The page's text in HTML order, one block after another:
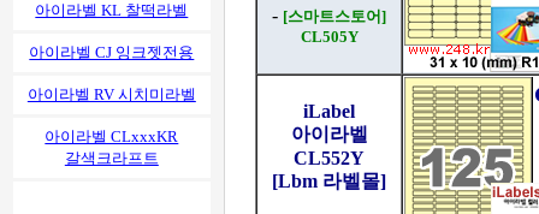
아이라벨 KL 찰떡라벨
아이라벨 CJ 잉크젯전용
아이라벨 RV 시치미라벨
아이라벨 CLxxxKR
갈색크라프트
- [스마트스토어]
CL505Y
iLabel
아이라벨
CL552Y
[Lbm 라벨몰]